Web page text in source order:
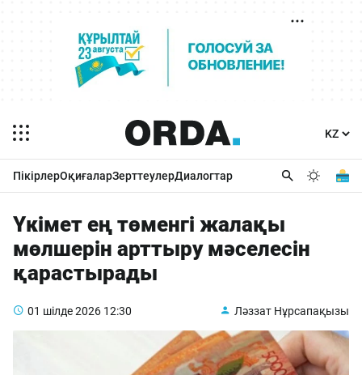
ПікірлерОқиғаларЗерттеулерДиалогтар
Үкімет ең төменгі жалақы
мөлшерін арттыру мәселесін
қарастырады
01 шілде 2026 12:30 Ләззат Нұрсапақызы